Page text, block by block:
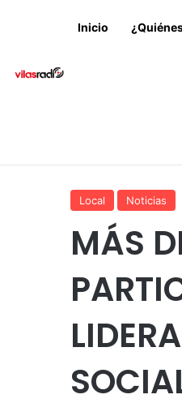
Inicio
Local Noticias
MÁS